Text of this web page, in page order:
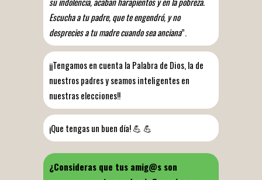
Escucha a tu padre, que te engendró, y no
desprecies a tu madre cuando sea anciana”.
¡¡Tengamos en cuenta la Palabra de Dios, la de
nuestros padres y seamos inteligentes en
nuestras elecciones!!
¡Que tengas un buen día! 💪 💪
¿Consideras que tus amig@s son